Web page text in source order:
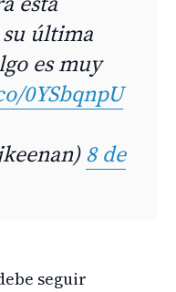
última
es muy
0YSbqnpU
8 de
seguir